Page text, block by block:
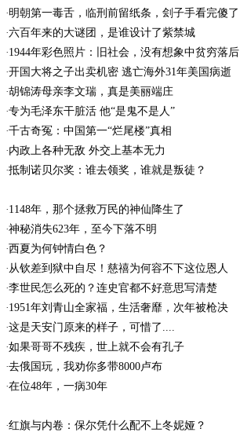
明朝第一毒舌，临刑前留纸条，刽子手看完傻了
六百年来的大谜团，是谁设计了紫禁城
1944年彩色照片：旧社会，没有想象中贫穷落后
开国大将之子出卖机密 逃亡海外31年美国病逝
胡锦涛母亲李文瑞，真是美丽端庄
专为毛泽东干脏活 他“是鬼不是人”
千古奇冤：中国第一“烂尾楼”真相
内政上各种无敌 外交上基本无力
抵制诺贝尔奖：谁去领奖，谁就是叛徒？
1148年，那个拯救万民的神仙降生了
神秘消失623年，至今下落不明
西夏为何钟情白色？
从钦差到狱中自尽！慈禧为何容不下这位恩人
李世民怎么死的？连史官都不好意思写清楚
1951年刘青山全家福，生活奢靡，次年被枪决
这是天安门原来的样子，可惜了....
如果哥哥不残疾，世上就不会有孔子
去俄国玩，我劝你多带8000卢布
在位48年，一病30年
红旗与内卷：保尔凭什么配不上冬妮娅？